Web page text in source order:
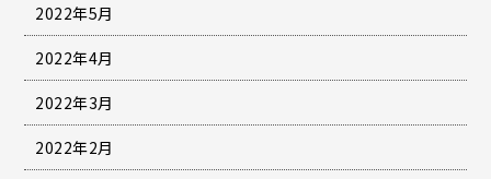
2022年5月
2022年4月
2022年3月
2022年2月